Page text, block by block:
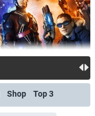
Shop Top 3